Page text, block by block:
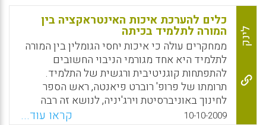
WhatsApp
Facebook
Email
X
לינק
כלים להערכת איכות האינטראקציה בין
המורה לתלמיד בכיתה
ממחקרים עולה כי איכות יחסי הגומלין בין המורה
לתלמיד היא אחד מגורמי הניבוי החשובים
להתפתחות קוגניטיבית ורגשית של התלמיד.
תרומתו של פרופ' רוברט פיאנטה, ראש הספר
לחינוך באוניברסיטת וירג'יניה, לנושא זה רבה
ומוערכת, ולכן הזמינה אותו היזמה למחקר יישומי
10-10-2009 קראו עוד...